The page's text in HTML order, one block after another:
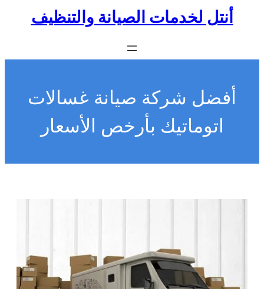
أنتل لخدمات الصيانة والتنظيف
أفضل شركة صيانة غسالات
اتوماتيك بأرخص الأسعار